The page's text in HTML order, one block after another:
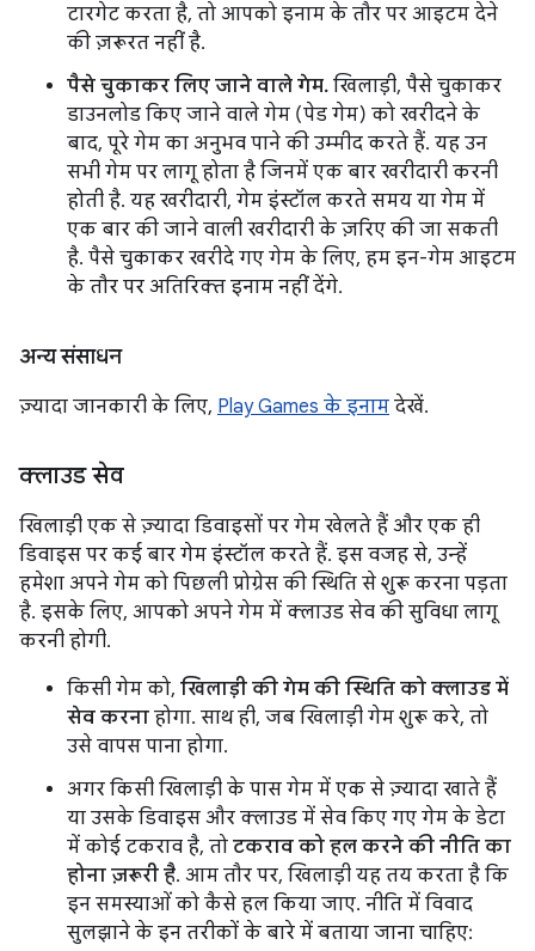
टारगेट करता है, तो आपको इनाम के तौर पर आइटम देने
की ज़रूरत नहीं है.
पैसे चुकाकर लिए जाने वाले गेम. खिलाड़ी, पैसे चुकाकर
डाउनलोड किए जाने वाले गेम (पेड गेम) को खरीदने के
बाद, पूरे गेम का अनुभव पाने की उम्मीद करते हैं. यह उन
सभी गेम पर लागू होता है जिनमें एक बार खरीदारी करनी
होती है. यह खरीदारी, गेम इंस्टॉल करते समय या गेम में
एक बार की जाने वाली खरीदारी के ज़रिए की जा सकती
है. पैसे चुकाकर खरीदे गए गेम के लिए, हम इन-गेम आइटम
के तौर पर अतिरिक्त इनाम नहीं देंगे.
अन्य संसाधन
ज़्यादा जानकारी के लिए, Play Games के इनाम देखें.
क्लाउड सेव
खिलाड़ी एक से ज़्यादा डिवाइसों पर गेम खेलते हैं और एक ही
डिवाइस पर कई बार गेम इंस्टॉल करते हैं. इस वजह से, उन्हें
हमेशा अपने गेम को पिछली प्रोग्रेस की स्थिति से शुरू करना पड़ता
है. इसके लिए, आपको अपने गेम में क्लाउड सेव की सुविधा लागू
करनी होगी.
किसी गेम को, खिलाड़ी की गेम की स्थिति को क्लाउड में
सेव करना होगा. साथ ही, जब खिलाड़ी गेम शुरू करे, तो
उसे वापस पाना होगा.
अगर किसी खिलाड़ी के पास गेम में एक से ज़्यादा खाते हैं
या उसके डिवाइस और क्लाउड में सेव किए गए गेम के डेटा
में कोई टकराव है, तो टकराव को हल करने की नीति का
होना ज़रूरी है. आम तौर पर, खिलाड़ी यह तय करता है कि
इन समस्याओं को कैसे हल किया जाए. नीति में विवाद
सुलझाने के इन तरीकों के बारे में बताया जाना चाहिए: